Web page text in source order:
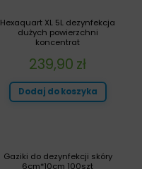
Hexaquart XL 5L dezynfekcja
dużych powierzchni
koncentrat
239,90 zł
Dodaj do koszyka
Gaziki do dezynfekcji skóry
6cm*10cm 100szt